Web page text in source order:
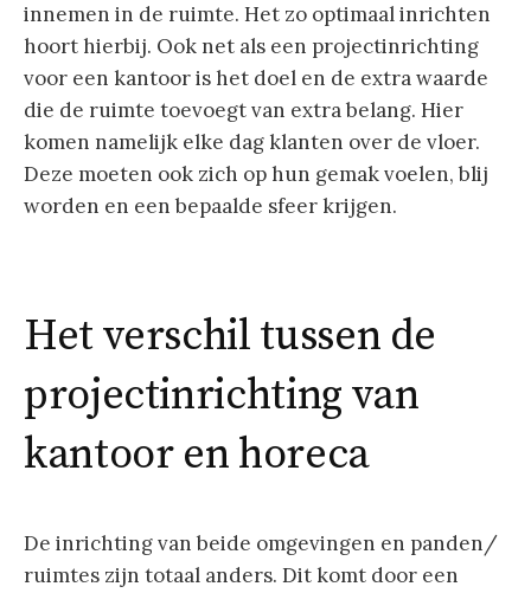
innemen in de ruimte. Het zo optimaal inrichten
hoort hierbij. Ook net als een projectinrichting
voor een kantoor is het doel en de extra waarde
die de ruimte toevoegt van extra belang. Hier
komen namelijk elke dag klanten over de vloer.
Deze moeten ook zich op hun gemak voelen, blij
worden en een bepaalde sfeer krijgen.
Het verschil tussen de
projectinrichting van
kantoor en horeca
De inrichting van beide omgevingen en panden/
ruimtes zijn totaal anders. Dit komt door een